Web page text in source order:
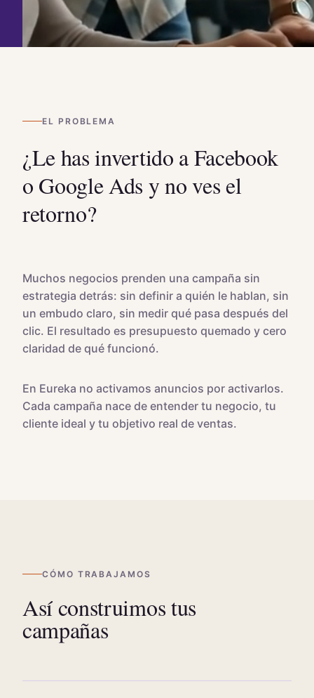
EL PROBLEMA
¿Le has invertido a Facebook
o Google Ads y no ves el
retorno?
Muchos negocios prenden una campaña sin
estrategia detrás: sin definir a quién le hablan, sin
un embudo claro, sin medir qué pasa después del
clic. El resultado es presupuesto quemado y cero
claridad de qué funcionó.
En Eureka no activamos anuncios por activarlos.
Cada campaña nace de entender tu negocio, tu
cliente ideal y tu objetivo real de ventas.
CÓMO TRABAJAMOS
Así construimos tus
campañas